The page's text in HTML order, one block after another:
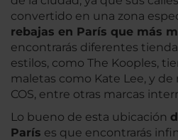
convertido en una zona
rebajas en París que más
encontrarás diferentes
estilos, como The Kooples,
maletas como Kate Lee, y
COS, entre otras marcas
Lo bueno de esta ubicación
París es que encontrarás